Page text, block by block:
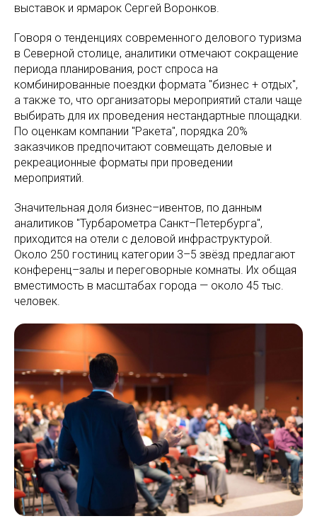
выставок и ярмарок Сергей Воронков.
Говоря о тенденциях современного делового туризма
в Северной столице, аналитики отмечают сокращение
периода планирования, рост спроса на
комбинированные поездки формата "бизнес + отдых",
а также то, что организаторы мероприятий стали чаще
выбирать для их проведения нестандартные площадки.
По оценкам компании "Ракета", порядка 20%
заказчиков предпочитают совмещать деловые и
рекреационные форматы при проведении
мероприятий.
Значительная доля бизнес–ивентов, по данным
аналитиков "Турбарометра Санкт–Петербурга",
приходится на отели с деловой инфраструктурой.
Около 250 гостиниц категории 3–5 звёзд предлагают
конференц–залы и переговорные комнаты. Их общая
вместимость в масштабах города — около 45 тыс.
человек.